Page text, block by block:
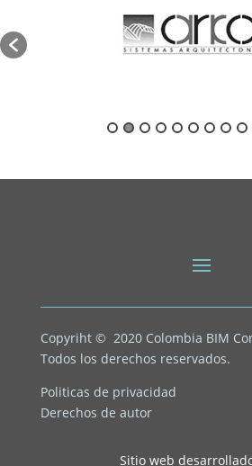
Copyriht © 2020 Colombia BIM
Todos los derechos reservados.
Politicas de privacidad
Derechos de autor
Sitio web